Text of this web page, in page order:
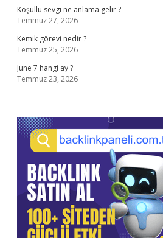
Koşullu sevgi ne anlama gelir ?
Temmuz 27, 2026
Kemik görevi nedir ?
Temmuz 25, 2026
June 7 hangi ay ?
Temmuz 23, 2026